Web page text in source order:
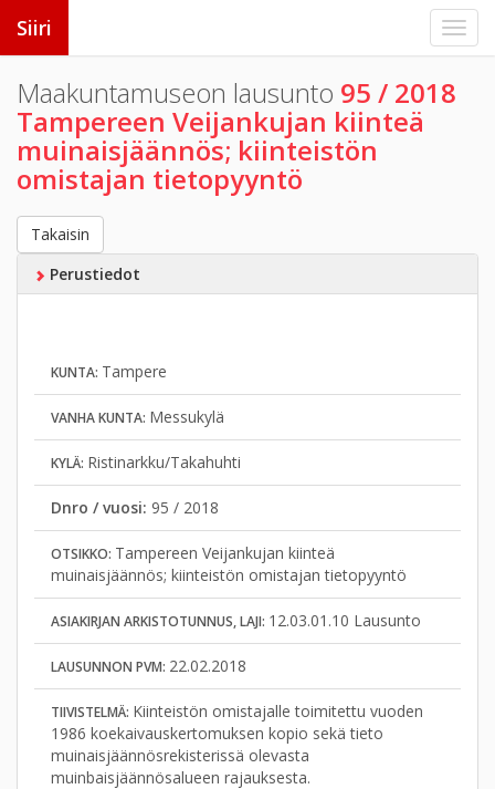
Siiri
Maakuntamuseon lausunto 95 / 2018
Tampereen Veijankujan kiinteä
muinaisjäännös; kiinteistön
omistajan tietopyyntö
Takaisin
Perustiedot
KUNTA: Tampere
VANHA KUNTA: Messukylä
KYLÄ: Ristinarkku/Takahuhti
Dnro / vuosi: 95 / 2018
OTSIKKO: Tampereen Veijankujan kiinteä
muinaisjäännös; kiinteistön omistajan tietopyyntö
ASIAKIRJAN ARKISTOTUNNUS, LAJI: 12.03.01.10 Lausunto
LAUSUNNON PVM: 22.02.2018
TIIVISTELMÄ: Kiinteistön omistajalle toimitettu vuoden
1986 koekaivauskertomuksen kopio sekä tieto
muinaisjäännösrekisterissä olevasta
muinbaisjäännösalueen rajauksesta.